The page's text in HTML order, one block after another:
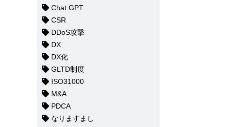
Chat GPT
CSR
DDoS攻撃
DX
DX化
GLTD制度
ISO31000
M&A
PDCA
なりますまし